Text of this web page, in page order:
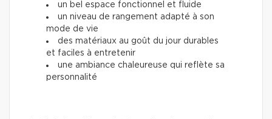
un bel espace fonctionnel et fluide
un niveau de rangement adapté à son
mode de vie
des matériaux au goût du jour durables
et faciles à entretenir
une ambiance chaleureuse qui reflète sa
personnalité